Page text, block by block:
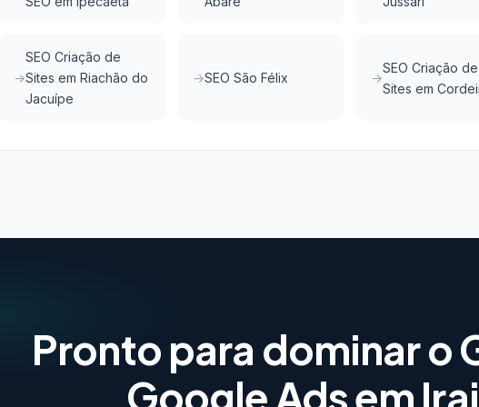
SEO Criação de
Sites em Riachão do
Jacuípe
SEO São Félix
SEO Criação de
Sites em
Pronto para dominar o
Google Ads em